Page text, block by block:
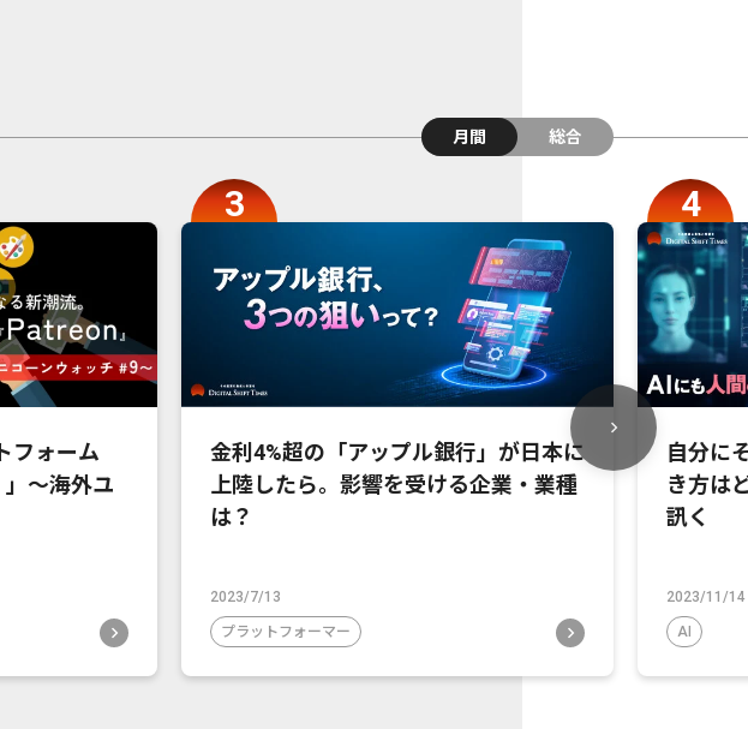
月間
総合
フォーム
」〜海外ユ
金利4%超の「アップル銀行」が日本に
上陸したら。影響を受ける企業・業種
は？
2023/7/13
プラットフォーマー
自分に
き方は
訊く
2023/11/14
AI